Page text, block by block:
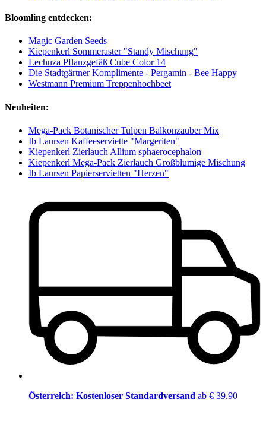
Bloomling entdecken:
Magic Garden Seeds
Kiepenkerl Sommeraster "Standy Mischung"
Lechuza Pflanzgefäß Cube Color 14
Die Stadtgärtner Komplimente - Pergamin - Bee Happy
Westmann Premium Treppenhochbeet
Neuheiten:
Mega-Pack Botanischer Tulpen Balkonzauber Mix
Ib Laursen Kaffeeserviette "Margeriten"
Kiepenkerl Zierlauch Allium sphaerocephalon
Kiepenkerl Mega-Pack Zierlauch Großblumige Mischung
Ib Laursen Papierservietten "Herzen"
Österreich: Kostenloser Standardversand ab € 39,90